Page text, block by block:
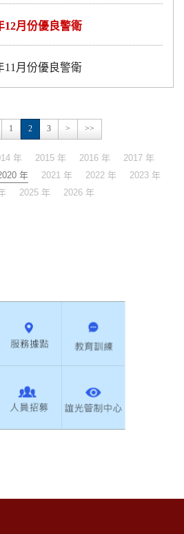
12月份優良警衛
11月份優良警衛
1 2 3 > >>
年 2015 年 2016 年
2017 年
年 2021 年 2022 年
2023 年
2025 年 2026 年